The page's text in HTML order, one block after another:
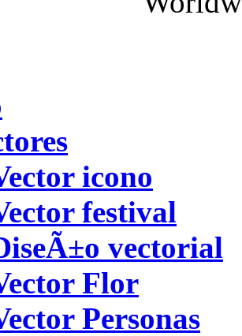
icono
festival
vectorial
Flor
Personas